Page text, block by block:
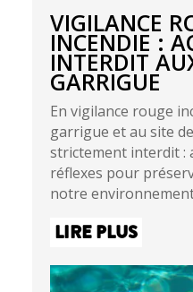
VIGILANCE
INCENDIE :
INTERDIT
GARRIGUE
En vigilance rouge
garrigue et au site
strictement interdit :
réflexes pour
notre
LIRE PLUS